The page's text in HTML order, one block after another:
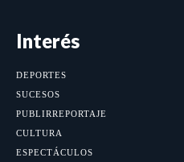
Interés
DEPORTES
SUCESOS
PUBLIRREPORTAJE
CULTURA
ESPECTÁCULOS